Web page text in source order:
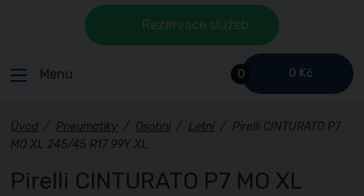
0 0 Kč
Menu
Rezervace služeb
Úvod / Pneumatiky / Osobní / Letní / Pirelli CINTURATO P7
MO XL 245/45 R17 99Y XL
Pirelli CINTURATO P7 MO XL